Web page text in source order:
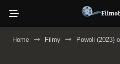
Home Filmy Powoli (2023)